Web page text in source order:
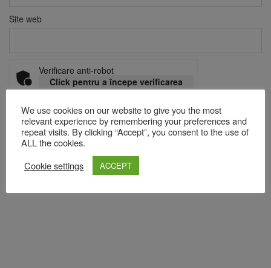
Site web
Verificare anti-robot
Click pentru a începe verificarea
Acest site folosește Akismet pentru a reduce spamul.
sunt procesate datele comentariilor tale
We use cookies on our website to give you the most
relevant experience by remembering your preferences and
repeat visits. By clicking “Accept”, you consent to the use of
ALL the cookies.
Cookie settings
ACCEPT